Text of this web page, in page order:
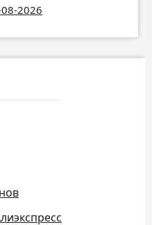
2026